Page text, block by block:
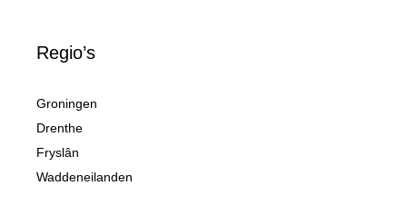
Regio’s
Groningen
Drenthe
Fryslân
Waddeneilanden